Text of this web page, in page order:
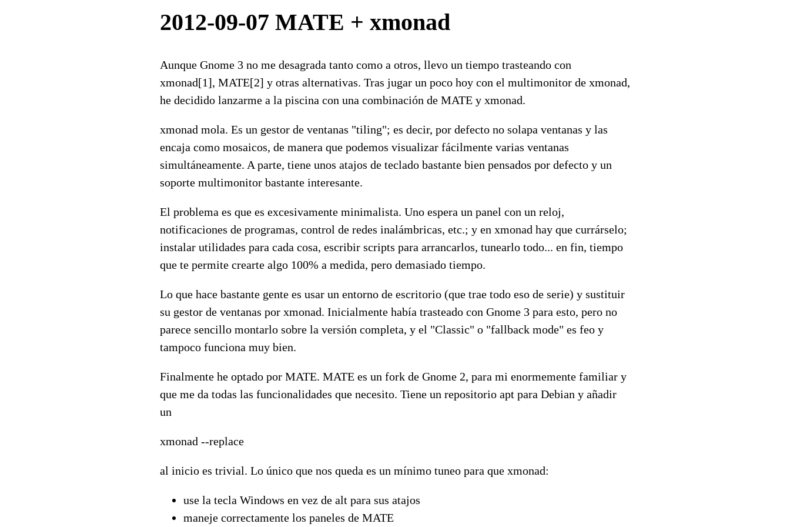
2012-09-07 MATE + xmonad
Aunque Gnome 3 no me desagrada tanto como a otros, llevo un tiempo trasteando con
xmonad[1], MATE[2] y otras alternativas. Tras jugar un poco hoy con el multimonitor de xmonad,
he decidido lanzarme a la piscina con una combinación de MATE y xmonad.
xmonad mola. Es un gestor de ventanas "tiling"; es decir, por defecto no solapa ventanas y las
encaja como mosaicos, de manera que podemos visualizar fácilmente varias ventanas
simultáneamente. A parte, tiene unos atajos de teclado bastante bien pensados por defecto y un
soporte multimonitor bastante interesante.
El problema es que es excesivamente minimalista. Uno espera un panel con un reloj,
notificaciones de programas, control de redes inalámbricas, etc.; y en xmonad hay que currárselo;
instalar utilidades para cada cosa, escribir scripts para arrancarlos, tunearlo todo... en fin, tiempo
que te permite crearte algo 100% a medida, pero demasiado tiempo.
Lo que hace bastante gente es usar un entorno de escritorio (que trae todo eso de serie) y sustituir
su gestor de ventanas por xmonad. Inicialmente había trasteado con Gnome 3 para esto, pero no
parece sencillo montarlo sobre la versión completa, y el "Classic" o "fallback mode" es feo y
tampoco funciona muy bien.
Finalmente he optado por MATE. MATE es un fork de Gnome 2, para mi enormemente familiar y
que me da todas las funcionalidades que necesito. Tiene un repositorio apt para Debian y añadir
un
xmonad --replace
al inicio es trivial. Lo único que nos queda es un mínimo tuneo para que xmonad:
use la tecla Windows en vez de alt para sus atajos
maneje correctamente los paneles de MATE